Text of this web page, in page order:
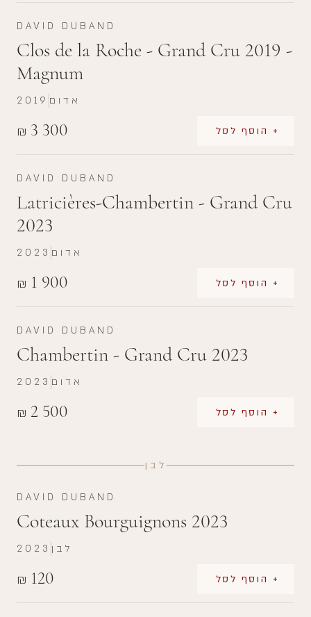
DAVID DUBAND
Clos de la Roche - Grand Cru 2019 -
Magnum
₪ 3 300 + הוסף לסל
2019 אדום
DAVID DUBAND
Latricières-Chambertin - Grand Cru
2023
₪ 1 900 + הוסף לסל
2023 אדום
DAVID DUBAND
Chambertin - Grand Cru 2023
₪ 2 500 + הוסף לסל
2023 אדום
לבן
DAVID DUBAND
Coteaux Bourguignons 2023
₪ 120 + הוסף לסל
2023 לבן